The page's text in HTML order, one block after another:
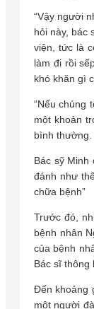
“Vậy người
hỏi này, bác
viện, tức là
làm đi rồi
khó khăn gì
“Nếu chúng
một khoản
bình thường.
Bác sỹ Minh
đánh như
chữa bệnh”
Trước đó,
bệnh nhân
của bệnh
Bác sĩ thông
Đến khoảng
một người